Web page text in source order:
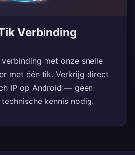
Verbinding
met onze snelle
met één tik. Verkrijg direct
IP op Android — geen
kennis nodig.